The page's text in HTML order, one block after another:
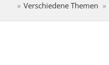
Verschiedene Themen